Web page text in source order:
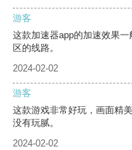
游客
这款加速器app的加速效果
区的线路。
2024-02-02
游客
这款游戏非常好玩，画面精
没有玩腻。
2024-02-02